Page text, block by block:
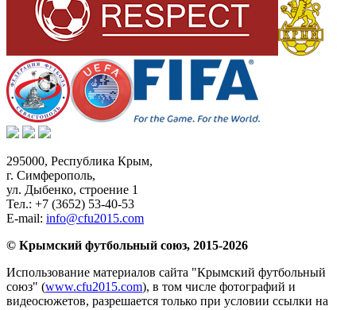
295000, Республика Крым,
г. Симферополь,
ул. Дыбенко, строение 1
Тел.: +7 (3652) 53-40-53
E-mail: info@cfu2015.com
© Крымский футбольный союз, 2015-2026
Использование материалов сайта "Крымский футбольный
союз" (www.cfu2015.com), в том числе фотографий и
видеосюжетов, разрешается только при условии ссылки на